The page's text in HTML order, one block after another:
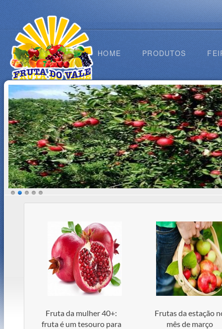
HOME PRODUTOS
Fruta da mulher 40+:
fruta é um tesouro para
Frutas da estação
mês de março